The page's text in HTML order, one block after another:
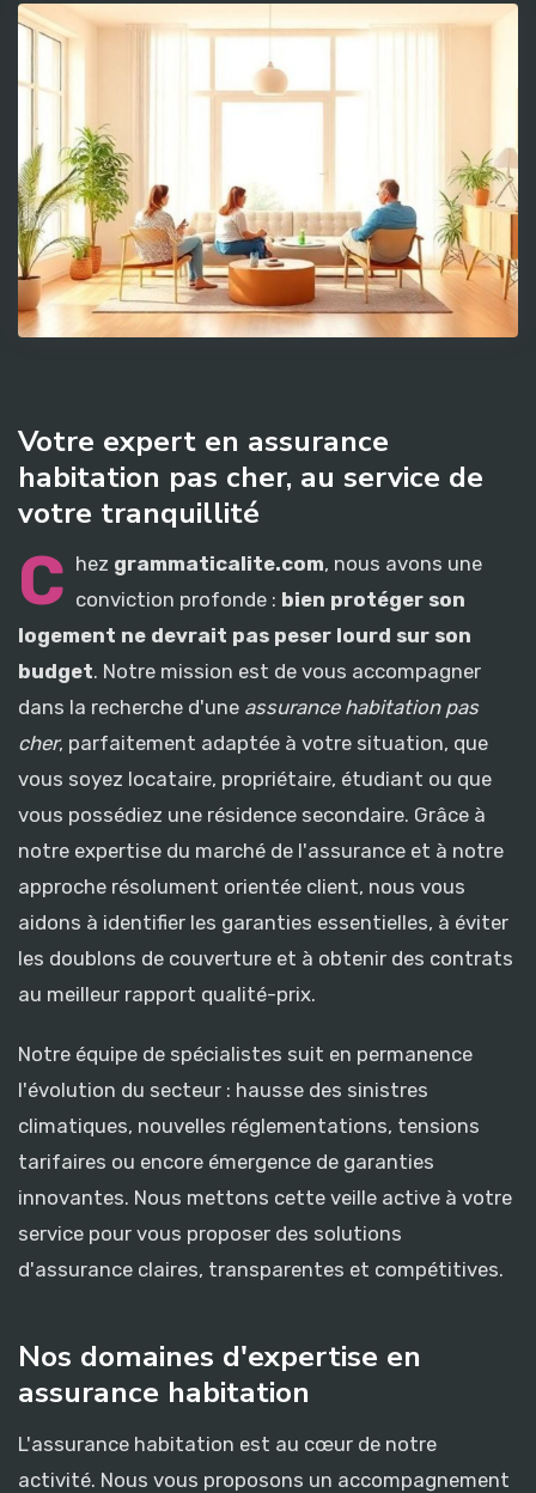
Votre expert en assurance
habitation pas cher, au service de
votre tranquillité
C hez grammaticalite.com, nous avons une
conviction profonde : bien protéger son
logement ne devrait pas peser lourd sur son
budget. Notre mission est de vous accompagner
dans la recherche d'une assurance habitation pas
cher, parfaitement adaptée à votre situation, que
vous soyez locataire, propriétaire, étudiant ou que
vous possédiez une résidence secondaire. Grâce à
notre expertise du marché de l'assurance et à notre
approche résolument orientée client, nous vous
aidons à identifier les garanties essentielles, à éviter
les doublons de couverture et à obtenir des contrats
au meilleur rapport qualité-prix.
Notre équipe de spécialistes suit en permanence
l'évolution du secteur : hausse des sinistres
climatiques, nouvelles réglementations, tensions
tarifaires ou encore émergence de garanties
innovantes. Nous mettons cette veille active à votre
service pour vous proposer des solutions
d'assurance claires, transparentes et compétitives.
Nos domaines d'expertise en
assurance habitation
L'assurance habitation est au cœur de notre
activité. Nous vous proposons un accompagnement